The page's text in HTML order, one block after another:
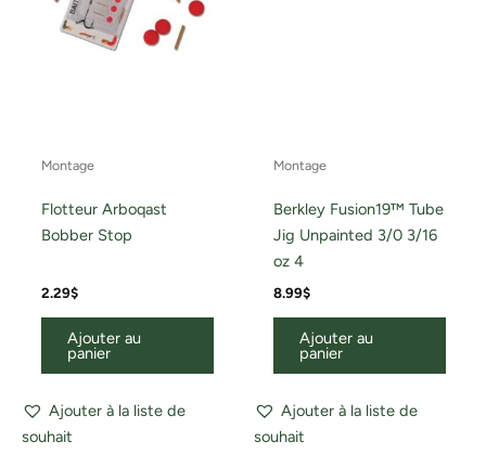
Montage
Flotteur Arboqast
Bobber Stop
2.29$
Ajouter au
panier
Ajouter à la liste de
souhait
Montage
Berkley Fusion19™ Tube
Jig Unpainted 3/0 3/16
oz 4
8.99$
Ajouter au
panier
Ajouter à la liste de
souhait